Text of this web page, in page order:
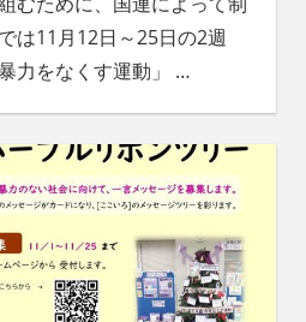
は11月12日～25日の2週
力をなくす運動」 …